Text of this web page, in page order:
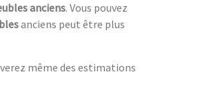
anciens. Vous pouvez
anciens peut être plus
même des estimations